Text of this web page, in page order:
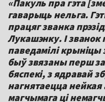
«Пакуль пра гэта
гаварыць нельга.
працяг званка
Лукашэнку. І званок
паведамілі крыніцы
быў звязаны перш
бяспекі, з ядравай
нагнятаецца нейкая
магчымага ці